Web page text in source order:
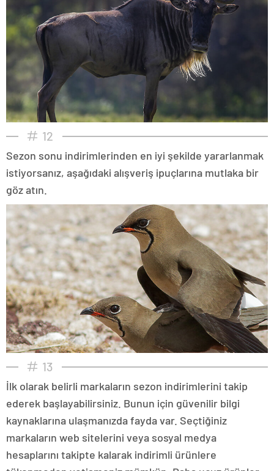
12
Sezon sonu indirimlerinden en iyi şekilde yararlanmak
istiyorsanız, aşağıdaki alışveriş ipuçlarına mutlaka bir
göz atın.
13
İlk olarak belirli markaların sezon indirimlerini takip
ederek başlayabilirsiniz. Bunun için güvenilir bilgi
kaynaklarına ulaşmanızda fayda var. Seçtiğiniz
markaların web sitelerini veya sosyal medya
hesaplarını takipte kalarak indirimli ürünlere